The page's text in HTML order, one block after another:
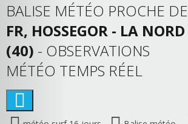
BALISE MÉTÉO PROCHE DE
FR, HOSSEGOR - LA NORD
(40) - OBSERVATIONS
MÉTÉO TEMPS RÉEL